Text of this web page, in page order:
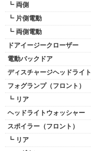
┗ 両側
┗ 片側電動
┗ 両側電動
ドアイージークローザー
電動バックドア
ディスチャージヘッドライト
フォグランプ（フロント）
┗ リア
ヘッドライトウォッシャー
スポイラー（フロント）
┗ リア